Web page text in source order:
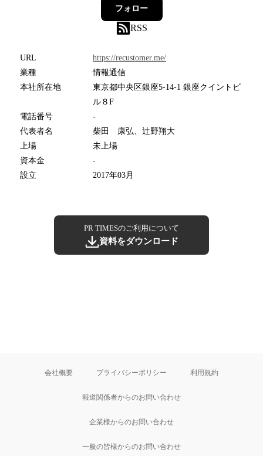
フォロー
RSS
URL
https://recustomer.me/
業種
情報通信
本社所在地
東京都中央区銀座5-14-1 銀座クイントビ
ル８F
電話番号
-
代表者名
柴田 康弘、辻野翔大
上場
未上場
資本金
-
設立
2017年03月
PR TIMESのご利用について
資料をダウンロード
会社概要 プライバシーポリシー 利用規約
報道関係者からのお問い合わせ
企業様からのお問い合わせ
一般の皆様からのお問い合わせ